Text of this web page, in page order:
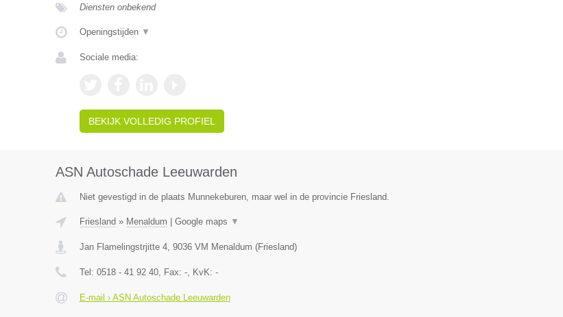
Diensten onbekend
Openingstijden ▼
Sociale media:
BEKIJK VOLLEDIG PROFIEL
ASN Autoschade Leeuwarden
Niet gevestigd in de plaats Munnekeburen, maar wel in de provincie Friesland.
Friesland » Menaldum Google maps ▼
Jan Flamelingstrjitte 4, 9036 VM Menaldum (Friesland)
Tel: 0518 - 41 92 40, Fax: -, KvK: -
E-mail › ASN Autoschade Leeuwarden